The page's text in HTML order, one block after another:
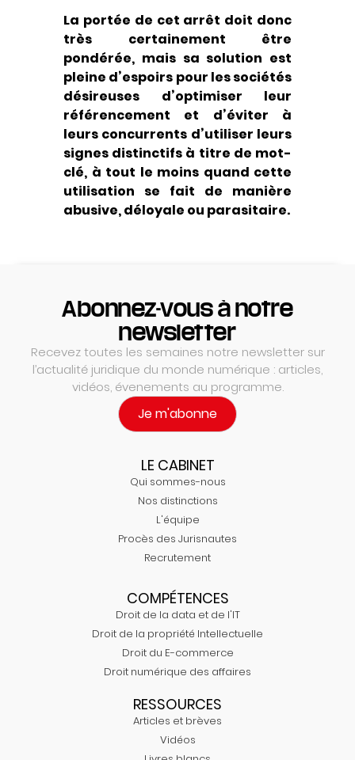
La portée de cet arrêt doit donc
très certainement être
pondérée, mais sa solution est
pleine d’espoirs pour les sociétés
désireuses d’optimiser leur
référencement et d’éviter à
leurs concurrents d’utiliser leurs
signes distinctifs à titre de mot-
clé, à tout le moins quand cette
utilisation se fait de manière
abusive, déloyale ou parasitaire.
Abonnez-vous à notre
newsletter
Recevez toutes les semaines notre newsletter sur
l’actualité juridique du monde numérique : articles,
vidéos, évenements au programme.
Je m'abonne
LE CABINET
Qui sommes-nous
Nos distinctions
L'équipe
Procès des Jurisnautes
Recrutement
COMPÉTENCES
Droit de la data et de l'IT
Droit de la propriété Intellectuelle
Droit du E-commerce
Droit numérique des affaires
RESSOURCES
Articles et brèves
Vidéos